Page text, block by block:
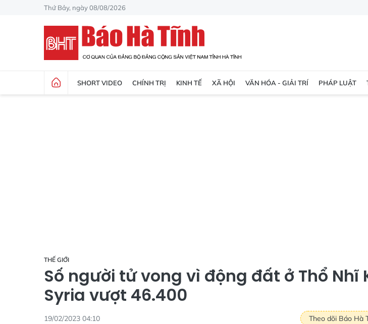
Thứ Bảy, ngày 08/08/2026
SHORT VIDEO CHÍNH TRỊ KINH TẾ XÃ HỘI VĂN HÓA - GIẢI TRÍ PHÁP LUẬT
THẾ GIỚI
Số người tử vong vì động đất ở Thổ Nhĩ
Syria vượt 46.400
19/02/2023 04:10 Theo dõi Báo Hà